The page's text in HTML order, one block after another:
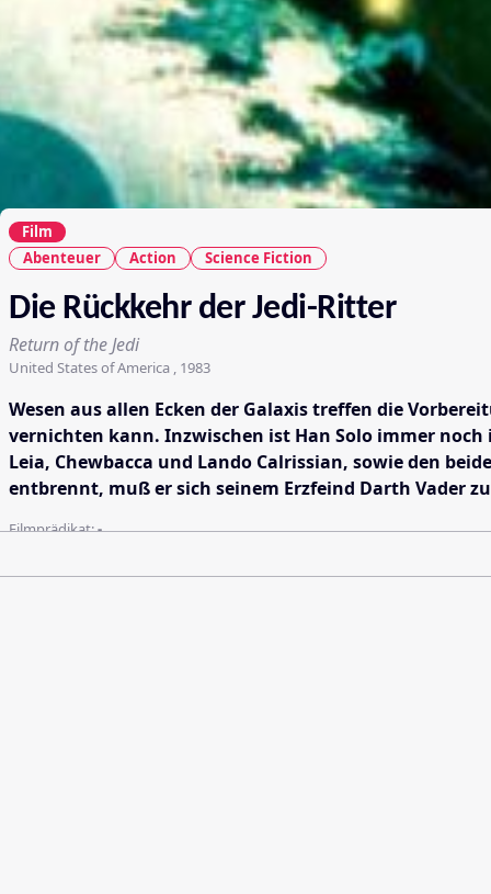
Film
Abenteuer
Action Science Fiction
Die Rückkehr der Jedi-Ritter
Return of the Jedi
United States of America , 1983
Wesen aus allen Ecken der Galaxis treffen die
vernichten kann. Inzwischen ist Han Solo immer
Leia, Chewbacca und Lando Calrissian, sowie den
entbrennt, muß er sich seinem Erzfeind Darth Vader
Filmprädikat:-